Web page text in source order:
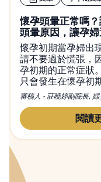
懷孕頭暈正常嗎
頭暈原因，讓孕
懷孕初期當孕婦出
請不要過於慌張，
孕初期的正常症狀
只會發生在懷孕初
也有可能出現頭暈
成懷孕頭暈的原因
孕初期到晚期都有
症狀，而改善頭暈
同，本文不僅會介
同時也會提供緩解
審稿人 - 莊曉婷副院長,
閱讀